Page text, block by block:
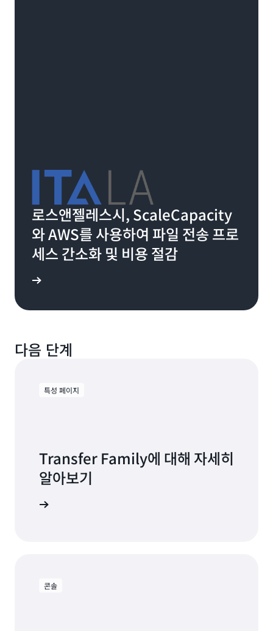
로스앤젤레스시, ScaleCapacity
와 AWS를 사용하여 파일 전송 프로
세스 간소화 및 비용 절감
다음 단계
특성 페이지
Transfer Family에 대해 자세히
알아보기
콘솔